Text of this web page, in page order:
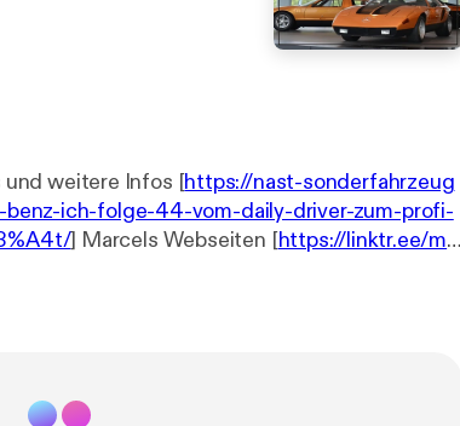
Alle Fotos und weitere Infos [https://nast-sonderfahrzeug
ich-folge-44-vom-daily-driver-zum-profi-
] Marcels Webseiten [https://linktr.ee/mb